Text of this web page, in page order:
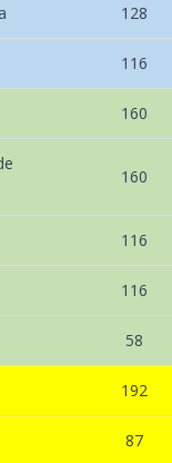
128
116
160
160
116
116
58
192
87